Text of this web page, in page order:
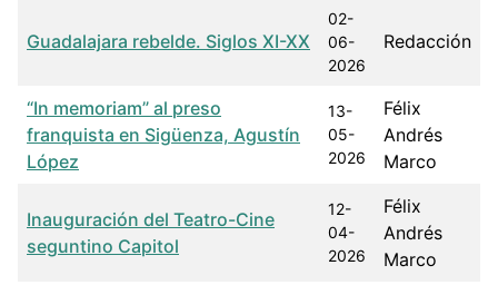
Autor
Guadalajara rebelde. Siglos XI-XX
02-
06-
2026
Redacción
“In memoriam” al preso
franquista en Sigüenza, Agustín
López
13-
05-
2026
Félix
Andrés
Marco
Inauguración del Teatro-Cine
seguntino Capitol
12-
04-
2026
Félix
Andrés
Marco